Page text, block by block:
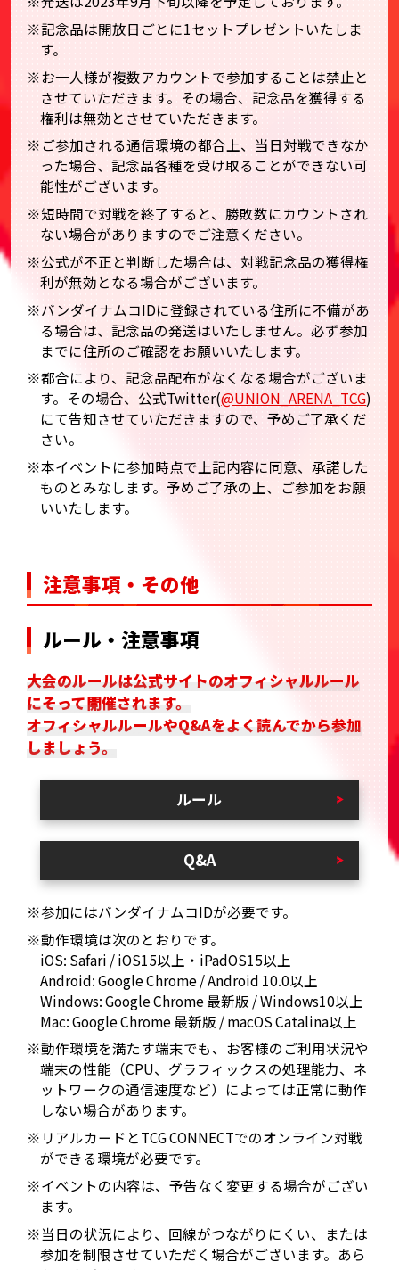
※記念品は開放日ごとに1セットプレゼントいたしま
す。
※お一人様が複数アカウントで参加することは禁止と
させていただきます。その場合、記念品を獲得する
権利は無効とさせていただきます。​
※ご参加される通信環境の都合上、当日対戦できなか
った場合、記念品各種を受け取ることができない可
能性がございます。​
※短時間で対戦を終了すると、勝敗数にカウントされ
ない場合がありますのでご注意ください。
※公式が不正と判断した場合は、対戦記念品の獲得権
利が無効となる場合がございます。
※バンダイナムコIDに登録されている住所に不備があ
る場合は、記念品の発送はいたしません。必ず参加
までに住所のご確認をお願いいたします。
※都合により、記念品配布がなくなる場合がございま
す。その場合、公式Twitter(@UNION_ARENA_TCG)
にて告知させていただきますので、予めご了承くだ
さい。​
※本イベントに参加時点で上記内容に同意、承諾した
ものとみなします。予めご了承の上、ご参加をお願
いいたします。
注意事項・その他
ルール・注意事項
大会のルールは公式サイトのオフィシャルルール
にそって開催されます。
オフィシャルルールやQ&Aをよく読んでから参加
しましょう。
ルール
Q&A
※参加にはバンダイナムコIDが必要です。
※動作環境は次のとおりです。
iOS: Safari / iOS15以上・iPadOS15以上
Android: Google Chrome / Android 10.0以上
Windows: Google Chrome 最新版 / Windows10以上
Mac: Google Chrome 最新版 / macOS Catalina以上
※動作環境を満たす端末でも、お客様のご利用状況や
端末の性能（CPU、グラフィックスの処理能力、ネ
ットワークの通信速度など）によっては正常に動作
しない場合があります。
※リアルカードとTCG CONNECTでのオンライン対戦
ができる環境が必要です。
※イベントの内容は、予告なく変更する場合がござい
ます。​
​※当日の状況により、回線がつながりにくい、または
参加を制限させていただく場合がございます。あら